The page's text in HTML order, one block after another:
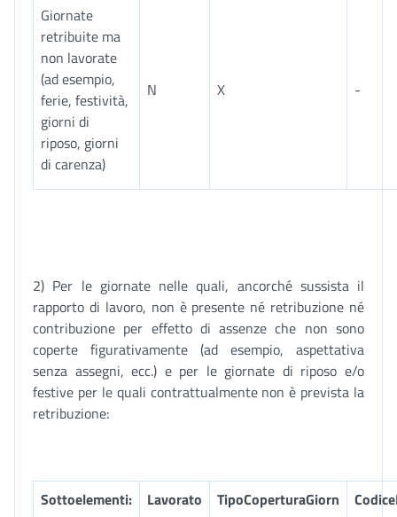
Giornate
retribuite ma
non lavorate
(ad esempio,
ferie, festività,
giorni di
riposo, giorni
di carenza)
N X -
2) Per le giornate nelle quali, ancorché sussista il
rapporto di lavoro, non è presente né retribuzione né
contribuzione per effetto di assenze che non sono
coperte figurativamente (ad esempio, aspettativa
senza assegni, ecc.) e per le giornate di riposo e/o
festive per le quali contrattualmente non è prevista la
retribuzione:
Sottoelementi: Lavorato TipoCoperturaGiorn